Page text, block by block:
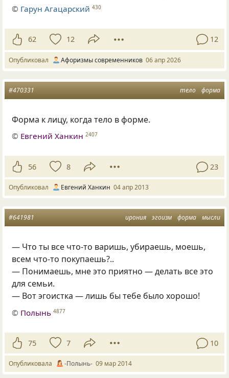
© Гарун Агацарский 430
62 12 12
Опубликовал Афоризмы современников 06 апр 2026
тело форма
#470331
Форма к лицу, когда тело в форме.
© Евгений Ханкин 2407
56 8 23
Опубликовал Евгений Ханкин 04 апр 2013
ирония эгоизм форма мысли
#641981
— Что ты все что-то варишь, убираешь, моешь,
всем что-то покупаешь?..
— Понимаешь, мне это приятно — делать все это
для семьи.
— Вот эгоистка — лишь бы тебе было хорошо!
© Полынь 4877
75 7 10
Опубликовала -Полынь- 09 мар 2014